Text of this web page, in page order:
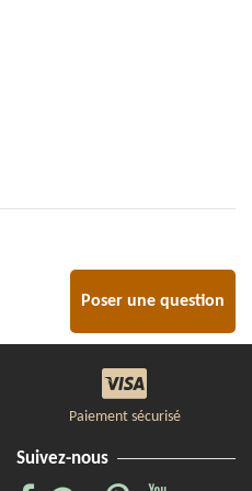
Poser une question
Paiement sécurisé
Suivez-nous